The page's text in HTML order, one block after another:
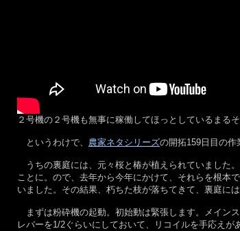
２号機の２号機も無事に稼働してほっとしているまる
というわけで、 農家ネタシリーズの開拓159日目の作
うちの裏庭には、元々桜と椿が植えられていました
ことに。ので、去年から今年にかけて、それらを根本
いました。その結果、朽ちた枝が落ちてきて、裏庭に
まずは粉砕機の起動。初始動は緊張します。メイン
レバーを1/2ぐらいにしておいて、リコイルを手応え